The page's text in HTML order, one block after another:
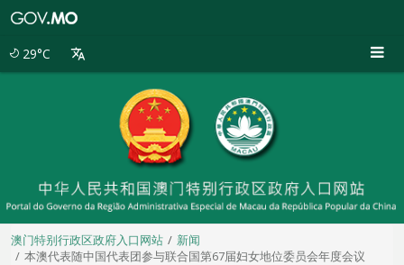
29°C
澳门特别行政区政府入口网站
新闻
本澳代表随中国代表团参与联合国第67届妇女地位委员会年度会议